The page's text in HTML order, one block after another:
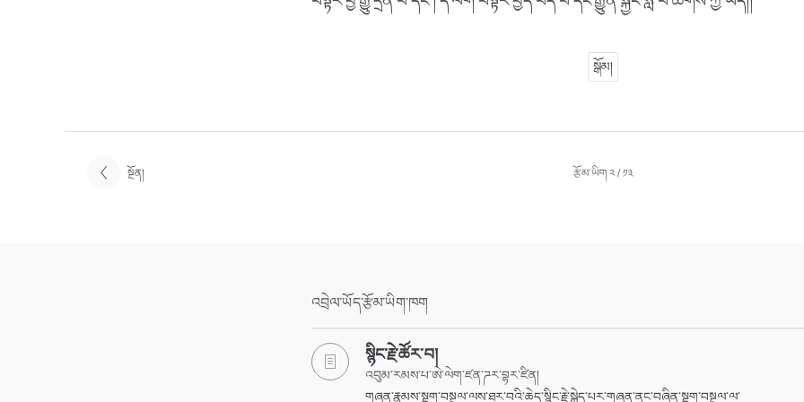
སྒོམ།
སྔོན། རྩོམ་ཡིག ༢ / ༡༣
འབྲེལ་ཡོད་རྩོམ་ཡིག་ཁག
སྙིང་རྗེ་ཚོར་བ།
འབུམ་རམས་པ་ཨེ་ལེག་ཛན་ཌར་བྷར་ཛིན།
གཞན་རྣམས་སྡུག་བསྔལ་ལས་ཐར་བའི་ཆེད་སྙིང་རྗེ་སྐྱེད་པར་གཞན་ནང་བཞིན་སྡུག་བསྔལ་ལ་